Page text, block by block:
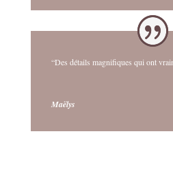
“Des détails magnifiques qui ont
Maëlys